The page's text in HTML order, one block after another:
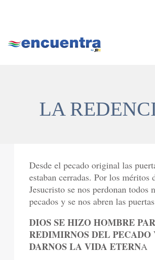
LA
Desde el pecado original las
estaban cerradas. Por los méritos
Jesucristo se nos perdonan todos
pecados y se nos abren las
DIOS SE HIZO HOMBRE
REDIMIRNOS DEL PECADO
DARNOS LA VIDA ETERNA